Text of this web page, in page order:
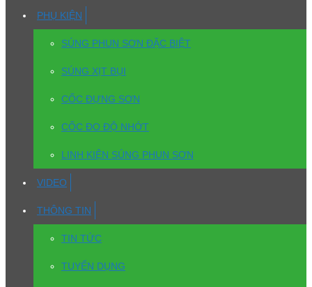
PHỤ KIỆN
SÚNG PHUN SƠN ĐẶC BIỆT
SÚNG XỊT BỤI
CỐC ĐỰNG SƠN
CỐC ĐO ĐỘ NHỚT
LINH KIỆN SÚNG PHUN SƠN
VIDEO
THÔNG TIN
TIN TỨC
TUYỂN DỤNG